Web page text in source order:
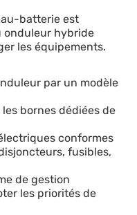
batterie est
onduleur hybride
les équipements.
par un modèle
bornes dédiées de
conformes
fusibles,
de gestion
les priorités de